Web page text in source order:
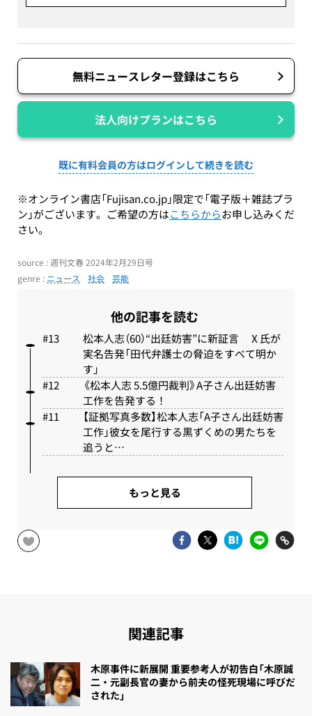
無料ニュースレター登録はこちら
法人向けプランはこちら
既に有料会員の方はログインして続きを読む
※オンライン書店「Fujisan.co.jp」限定で「電子版＋雑誌プラ
ン」がございます。ご希望の方はこちらからお申し込みくだ
さい。
source : 週刊文春 2024年2月29日号
genre : ニュース 社会 芸能
他の記事を読む
松本人志（60）“出廷妨害”に新証言 Ⅹ氏が
実名告発「田代弁護士の脅迫をすべて明か
す」
《松本人志 5.5億円裁判》A子さん出廷妨害
工作を告発する！
【証拠写真多数】松本人志「A子さん出廷妨害
工作」彼女を尾行する黒ずくめの男たちを
追うと…
もっと見る
関連記事
木原事件に新展開 重要参考人が初告白「木原誠
二・元副長官の妻から前夫の怪死現場に呼びだ
された」